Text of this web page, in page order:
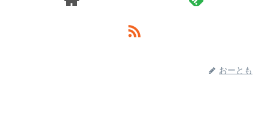
おーとも